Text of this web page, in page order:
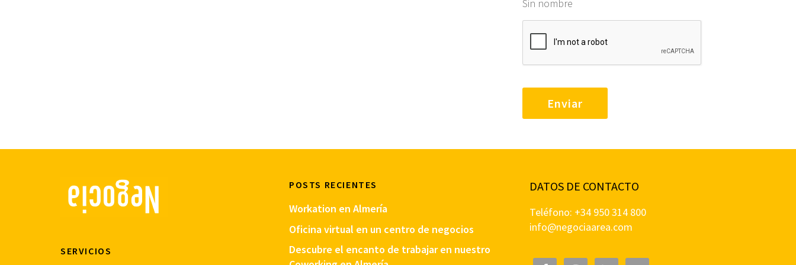
Sin nombre
SERVICIOS
POSTS RECIENTES
Workation en Almería
Oficina virtual en un centro de negocios
Descubre el encanto de trabajar en nuestro
DATOS DE CONTACTO
Teléfono: +34 950 314 800
info@negociaarea.com